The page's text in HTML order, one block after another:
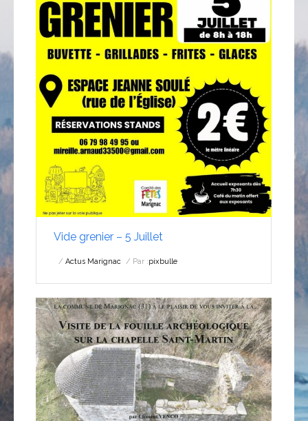
Vide grenier – 5 Juillet
Actus Marignac Par :pixbulle